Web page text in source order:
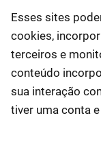
Esses sites
cookies,
terceiros e
conteúdo
sua interação
tiver uma conta